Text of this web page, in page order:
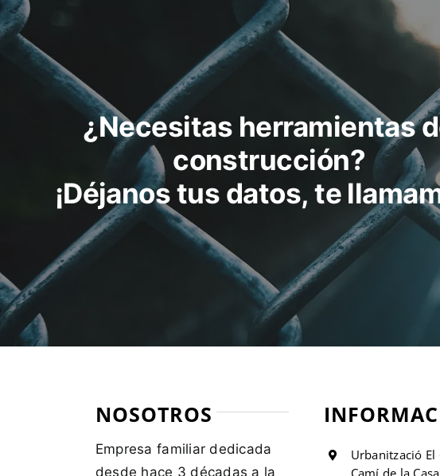
¿Necesitas herramientas
construcción?
¡Déjanos tus datos, te
NOSOTROS
Empresa familiar dedicada
desde hace 3 décadas a la
Urbanització
Camí de la